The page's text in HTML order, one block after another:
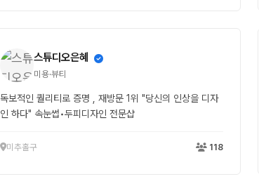
스튜디오은혜
미용·뷰티
독보적인 퀄리티로 증명 , 재방문 1위 "당신의 인상을 디자
인 하다" 속눈썹•두피디자인 전문샵
미추홀구 118